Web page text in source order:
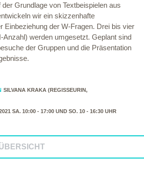
Grundlage von Textbeispielen aus
wir ein skizzenhafte
Einbeziehung der W-Fragen. Drei bis vier
Anzahl) werden umgesetzt. Geplant sind
der Gruppen und die Präsentation
SILVANA KRAKA (REGISSEURIN,
SA. 10:00 - 17:00 UND SO. 10 - 16:30 UHR